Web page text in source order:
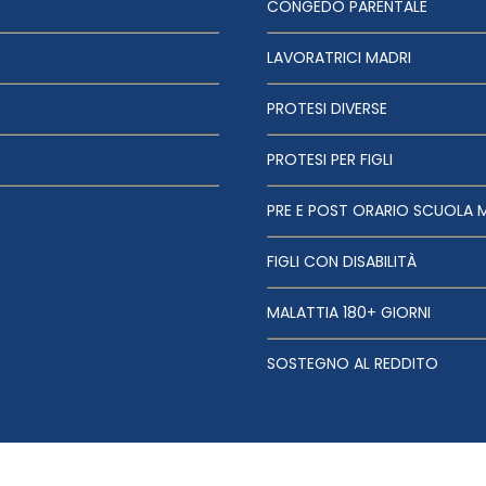
CONGEDO PARENTALE
LAVORATRICI MADRI
PROTESI DIVERSE
PROTESI PER FIGLI
PRE E POST ORARIO SCUOLA
FIGLI CON DISABILITÀ
MALATTIA 180+ GIORNI
SOSTEGNO AL REDDITO